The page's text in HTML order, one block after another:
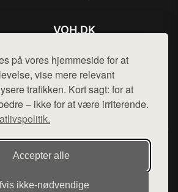
på vores hjemmeside for at
vise mere relevant
trafikken. Kort sagt: for at
– ikke for at være irriterende.
Accepter alle
ikke‑nødvendige
VOH.DK
Mail: hej@want.dk
Cookie- og privatlivspolitik
want.dk, der udgiver en række
af forskellige produkter fra
sælges ikke varer fra denne side - vi